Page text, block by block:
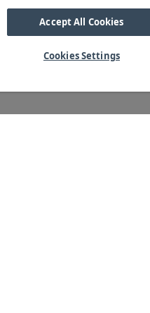
Accept All Cookies
Cookies Settings